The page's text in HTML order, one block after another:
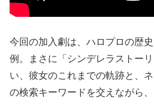
今回の加入劇は、ハロプロの歴
例。まさに「シンデレラストー
い、彼女のこれまでの軌跡と、
の検索キーワードを交えながら